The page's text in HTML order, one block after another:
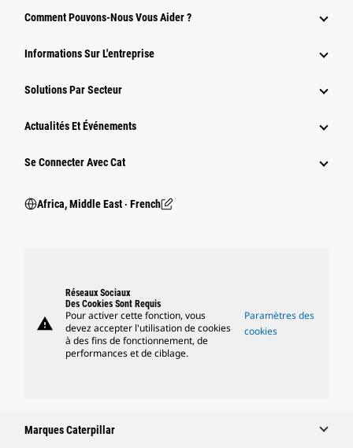
Comment Pouvons-Nous Vous Aider ?
Informations Sur L'entreprise
Solutions Par Secteur
Actualités Et Événements
Se Connecter Avec Cat
Africa, Middle East ‧ French
warning
Réseaux Sociaux
Des Cookies Sont Requis
Pour activer cette fonction, vous
devez accepter l'utilisation de cookies
à des fins de fonctionnement, de
performances et de ciblage.
Paramètres des
cookies
Marques Caterpillar